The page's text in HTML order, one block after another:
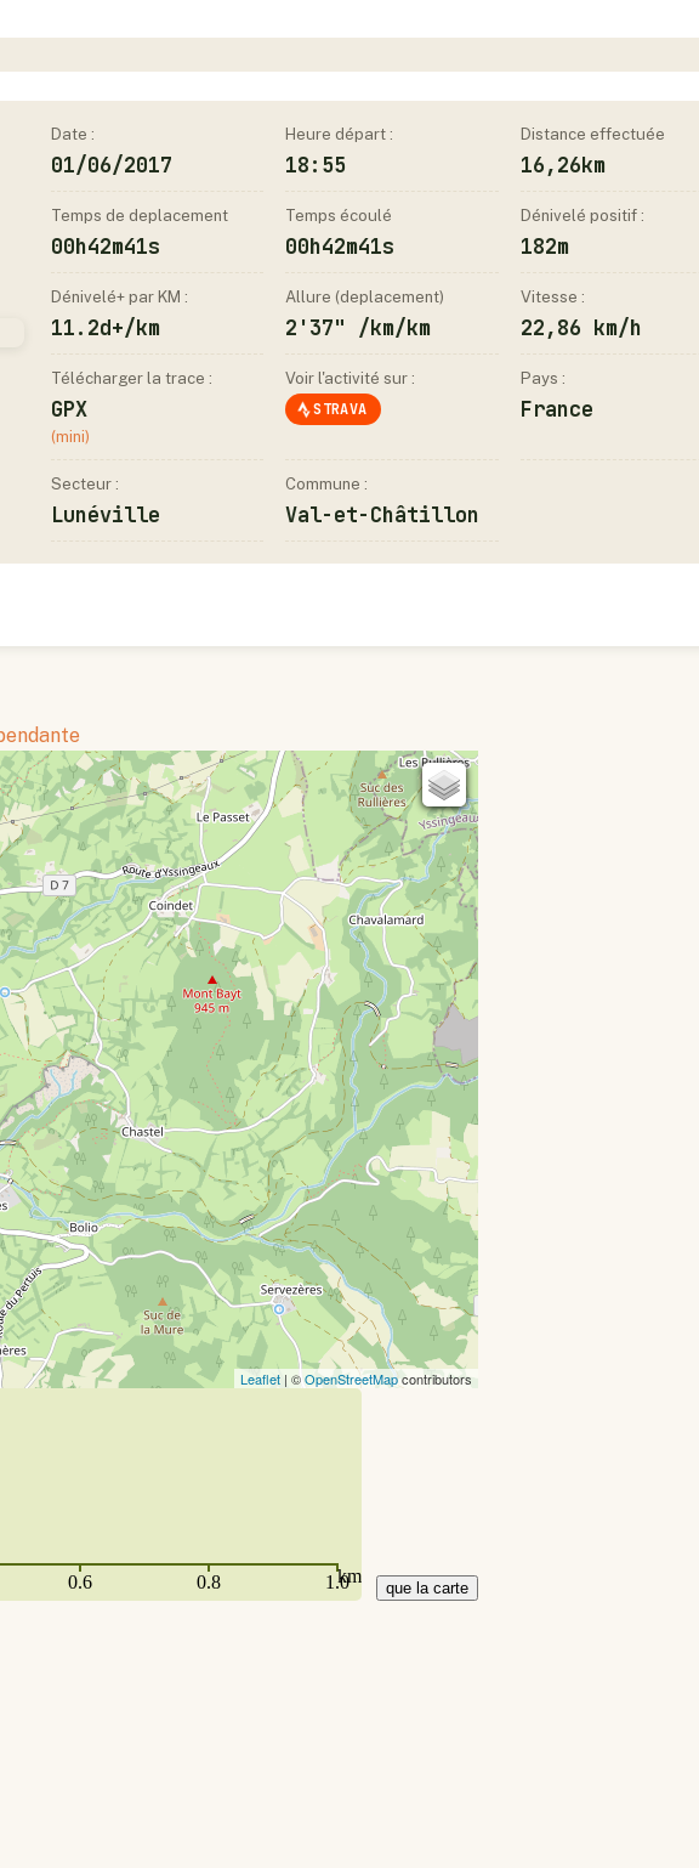
Date :
01/06/2017
Heure départ :
18:55
Distance effectuée
16,26km
Temps de deplacement
00h42m41s
Temps écoulé
00h42m41s
Dénivelé positif :
182m
Dénivelé+ par KM :
11.2d+/km
Allure (deplacement)
2'37" /km/km
Vitesse :
22,86 km/h
Télécharger la trace :
GPX
(mini)
Voir l'activité sur :
STRAVA
Pays :
France
Secteur :
Lunéville
Commune :
Val-et-Châtillon